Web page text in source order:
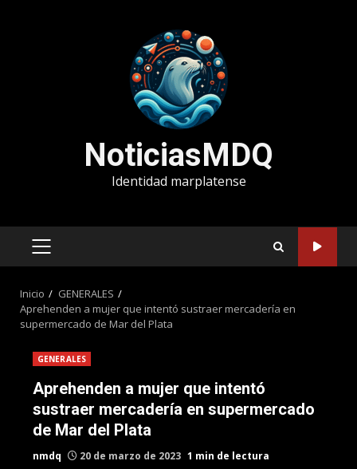
NoticiasMDQ
Identidad marplatense
MENÚ
Inicio
GENERALES
Aprehenden a mujer que intentó sustraer mercadería en
supermercado de Mar del Plata
GENERALES
Aprehenden a mujer que intentó
sustraer mercadería en supermercado
de Mar del Plata
nmdq 20 de marzo de 2023 1 min de lectura